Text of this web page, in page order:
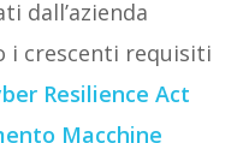
dall’azienda
i crescenti requisiti
Resilience Act
Macchine